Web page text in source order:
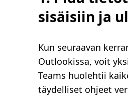
sisäisiin ja
Kun seuraavan
Outlookissa, voit
Teams huolehtii
täydelliset ohjeet